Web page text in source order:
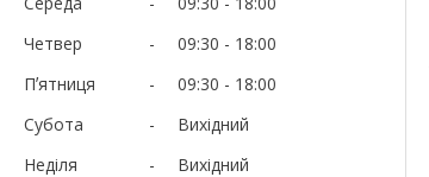
Четвер
09:30
18:00
Пʼятниця
09:30
18:00
Субота
Вихідний
Неділя
Вихідний